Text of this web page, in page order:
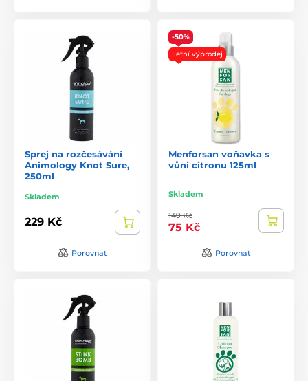
Sprej na rozčesávání
Animology Knot Sure,
250ml
Skladem
229 Kč
Porovnat
-50%
Letní výprodej
Menforsan voňavka s
vůni citronu 125ml
Skladem
149 Kč
75 Kč
Porovnat